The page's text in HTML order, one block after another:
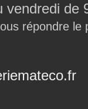
vendredi
répondre le